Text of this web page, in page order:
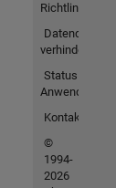
Richtlinien
Datendiebstahl
verhindern
Status von
Anwendungen
Kontakt
©
1994-
2026